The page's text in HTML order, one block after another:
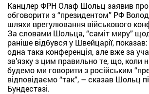
Канцлер ФРН Олаф Шольц заявив про
обговорити з “президентом” РФ
шляхи врегулювання військового
За словами Шольца, “саміт миру”
раніше відбувся у Швейцарії,
одна така конференція, але вже за
зв’язку з цим правильно те, що, коли
будемо ми говорити з російським
відповідаємо “так”, – сказав Шольц
Бундестазі.